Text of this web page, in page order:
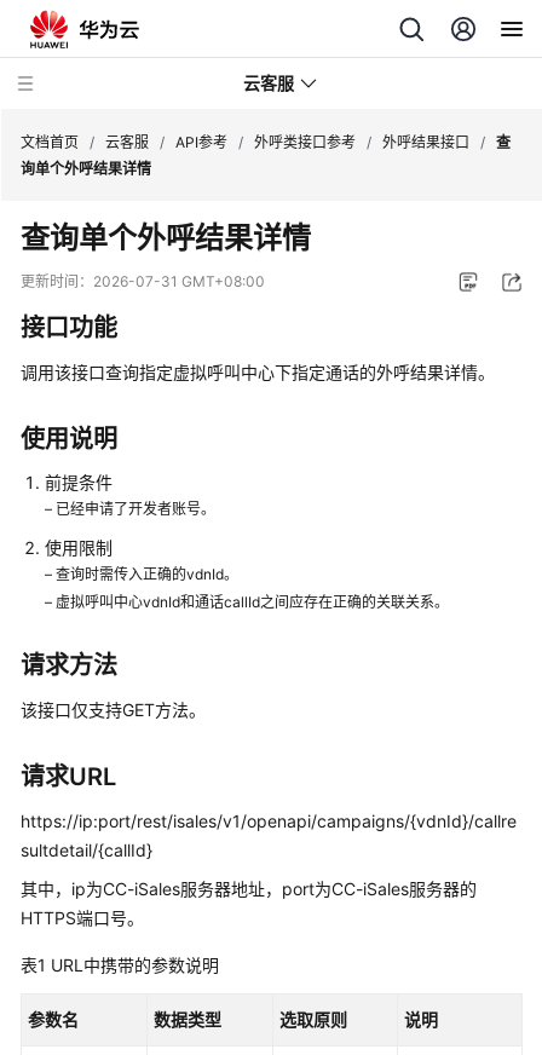
云客服
最
新
动
品
绍
快
速
入
门
户
指
南
价
格
说
明
开
发
南
API
文档首页 / 云客服 / API参考 / 外呼类接口参考 / 外呼结果接口 / 查
询单个外呼结果详情
查询单个外呼结果详情
更新时间： 2026-07-31 GMT+08:00
接口功能
调用该接口查询指定虚拟呼叫中心下指定通话的外呼结果详情。
使用说明
前提条件
– 已经申请了开发者账号。
使用限制
– 查询时需传入正确的vdnId。
– 虚拟呼叫中心vdnId和通话callId之间应存在正确的关联关系。
请求方法
该接口仅支持GET方法。
请求URL
https://ip:port/rest/isales/v1/openapi/campaigns/{vdnId}/callre
sultdetail/{callId}
其中，ip为CC-iSales服务器地址，port为CC-iSales服务器的
HTTPS端口号。
表1 URL中携带的参数说明
参数名 数据类型 选取原则 说明